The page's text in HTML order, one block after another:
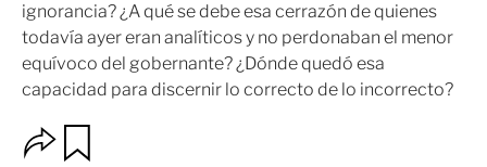
ignorancia? ¿A qué se debe esa cerrazón de quienes
todavía ayer eran analíticos y no perdonaban el menor
equívoco del gobernante? ¿Dónde quedó esa
capacidad para discernir lo correcto de lo incorrecto?
O
p